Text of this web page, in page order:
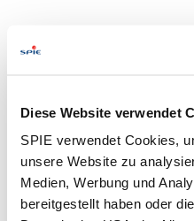
Diese Website verwendet
SPIE verwendet Cookies,
unsere Website zu
Medien, Werbung und
bereitgestellt haben oder